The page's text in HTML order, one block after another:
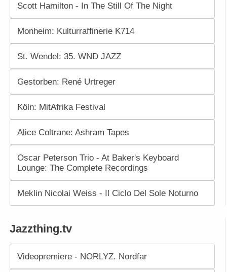
Scott Hamilton - In The Still Of The Night
Monheim: Kulturraffinerie K714
St. Wendel: 35. WND JAZZ
Gestorben: René Urtreger
Köln: MitAfrika Festival
Alice Coltrane: Ashram Tapes
Oscar Peterson Trio - At Baker's Keyboard
Lounge: The Complete Recordings
Meklin Nicolai Weiss - Il Ciclo Del Sole Noturno
Jazzthing.tv
Videopremiere - NORLYZ. Nordfar